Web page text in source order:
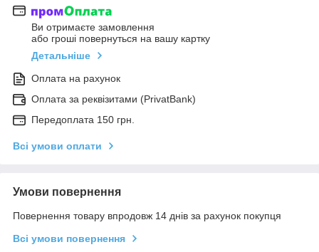
Ви отримаєте замовлення
або гроші повернуться на вашу картку
Детальніше
Оплата на рахунок
Оплата за реквізитами (PrivatBank)
Передоплата 150 грн.
Всі умови оплати
Умови повернення
Повернення товару впродовж 14 днів за рахунок покупця
Всі умови повернення